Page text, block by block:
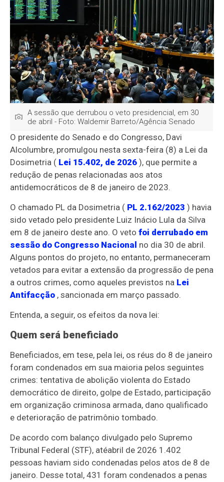
A sessão que derrubou o veto presidencial, em 30
de abril - Foto: Waldemir Barreto/Agência Senado
O presidente do Senado e do Congresso, Davi
Alcolumbre, promulgou nesta sexta-feira (8) a Lei da
Dosimetria ( Lei 15.402, de 2026 ), que permite a
redução de penas relacionadas aos atos
antidemocráticos de 8 de janeiro de 2023.
O chamado PL da Dosimetria ( PL 2.162/2023 ) havia
sido vetado pelo presidente Luiz Inácio Lula da Silva
em 8 de janeiro deste ano. O veto foi derrubado em
sessão do Congresso Nacional no dia 30 de abril.
Alguns pontos do projeto, no entanto, permaneceram
vetados para evitar a extensão da progressão de pena
a outros crimes, como aqueles previstos na Lei
Antifacção , sancionada em março passado.
Entenda, a seguir, os efeitos da nova lei:
Quem será beneficiado
Beneficiados, em tese, pela lei, os réus do 8 de janeiro
foram condenados em sua maioria pelos seguintes
crimes: tentativa de abolição violenta do Estado
democrático de direito, golpe de Estado, participação
em organização criminosa armada, dano qualificado
e deterioração de patrimônio tombado.
De acordo com balanço divulgado pelo Supremo
Tribunal Federal (STF), atéabril de 2026 1.402
pessoas haviam sido condenadas pelos atos de 8 de
janeiro. Desse total, 431 foram condenados a penas